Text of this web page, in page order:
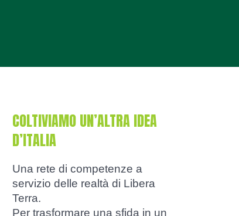
COLTIVIAMO UN’ALTRA IDEA
D’ITALIA
Una rete di competenze a
servizio delle realtà di Libera
Terra.
Per trasformare una sfida in un